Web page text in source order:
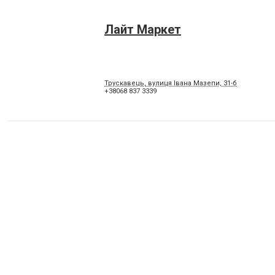
Лайт Маркет
Трускавець, вулиця Івана Мазепи, 31-б
+38068 837 3339